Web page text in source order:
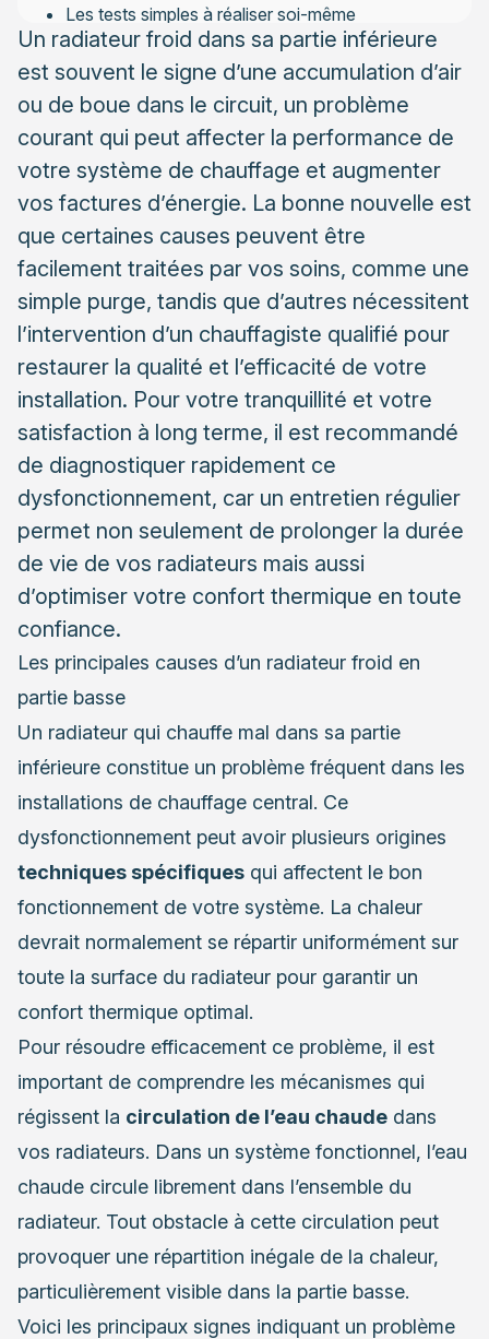
Un radiateur froid dans sa partie inférieure
est souvent le signe d’une accumulation d’air
ou de boue dans le circuit, un problème
courant qui peut affecter la performance de
votre système de chauffage et augmenter
vos factures d’énergie. La bonne nouvelle est
que certaines causes peuvent être
facilement traitées par vos soins, comme une
simple purge, tandis que d’autres nécessitent
l’intervention d’un chauffagiste qualifié pour
restaurer la qualité et l’efficacité de votre
installation. Pour votre tranquillité et votre
satisfaction à long terme, il est recommandé
de diagnostiquer rapidement ce
dysfonctionnement, car un entretien régulier
permet non seulement de prolonger la durée
de vie de vos radiateurs mais aussi
d’optimiser votre confort thermique en toute
confiance.
Les principales causes d’un radiateur froid en
partie basse
Un radiateur qui chauffe mal dans sa partie
inférieure constitue un problème fréquent dans les
installations de chauffage central. Ce
dysfonctionnement peut avoir plusieurs origines
techniques spécifiques qui affectent le bon
fonctionnement de votre système. La chaleur
devrait normalement se répartir uniformément sur
toute la surface du radiateur pour garantir un
confort thermique optimal.
Pour résoudre efficacement ce problème, il est
important de comprendre les mécanismes qui
régissent la circulation de l’eau chaude dans
vos radiateurs. Dans un système fonctionnel, l’eau
chaude circule librement dans l’ensemble du
radiateur. Tout obstacle à cette circulation peut
provoquer une répartition inégale de la chaleur,
particulièrement visible dans la partie basse.
Voici les principaux signes indiquant un problème
Les tests simples à réaliser soi-même
Détecter les signes d’embouage dans votre
circuit
Solutions à appliquer par vous-même en toute
La purge de radiateur : méthode pas à pas
Vérification et ajustement des vannes et robinets
Quand faire appel à un professionnel qualifié
Le désembouage : une opération technique
spécifique
Réglages avancés et équilibrage du circuit de
chauffage